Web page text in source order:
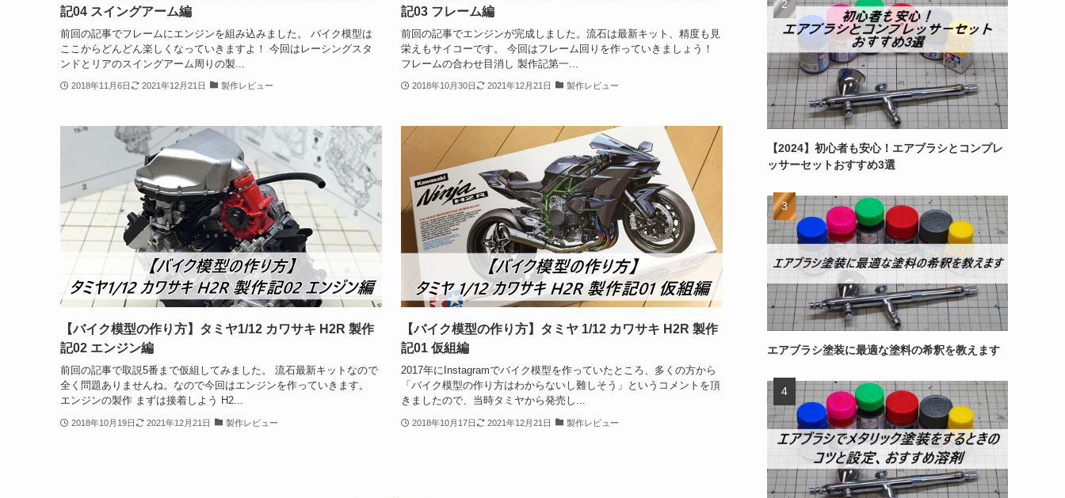
記04 スイングアーム編
前回の記事でフレームにエンジンを組み込みました。 バイク模型は
ここからどんどん楽しくなっていきますよ！ 今回はレーシングスタ
ンドとリアのスイングアーム周りの製...
2018年11月6日 2021年12月21日 製作レビュー
記03 フレーム編
前回の記事でエンジンが完成しました。流石は最新キット、精度も見
栄えもサイコーです。 今回はフレーム回りを作っていきましょう！
フレームの合わせ目消し 製作記第一...
2018年10月30日 2021年12月21日 製作レビュー
【バイク模型の作り方】タミヤ1/12 カワサキ H2R 製作
記02 エンジン編
前回の記事で取説5番まで仮組してみました。 流石最新キットなので
全く問題ありませんね。なので今回はエンジンを作っていきます。
エンジンの製作 まずは接着しよう H2...
2018年10月19日 2021年12月21日 製作レビュー
【バイク模型の作り方】タミヤ 1/12 カワサキ H2R 製作
記01 仮組編
2017年にInstagramでバイク模型を作っていたところ、多くの方から
「バイク模型の作り方はわからないし難しそう」というコメントを頂
きましたので、当時タミヤから発売し...
2018年10月17日 2021年12月21日 製作レビュー
【2024】初心者も安心！エアブラシとコンプレ
ッサーセットおすすめ3選
エアブラシ塗装に最適な塗料の希釈を教えます